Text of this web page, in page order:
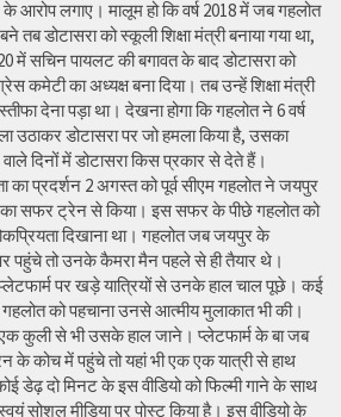
आरोप लगाए। मालूम हो कि वर्ष 2018 में जब गहलोत
तब डोटासरा को स्कूली शिक्षा मंत्री बनाया गया था,
में सचिन पायलट की बगावत के बाद डोटासरा को
कमेटी का अध्यक्ष बना दिया। तब उन्हें शिक्षा मंत्री
देना पड़ा था। देखना होगा कि गहलोत ने 6 वर्ष
उठाकर डोटासरा पर जो हमला किया है, उसका
दिनों में डोटासरा किस प्रकार से देते हैं।
का प्रदर्शन 2 अगस्त को पूर्व सीएम गहलोत ने जयपुर
सफर ट्रेन से किया। इस सफर के पीछे गहलोत को
दिखाना था। गहलोत जब जयपुर के
पहुंचे तो उनके कैमरा मैन पहले से ही तैयार थे।
पर खड़े यात्रियों से उनके हाल चाल पूछे। कई
गहलोत को पहचाना उनसे आत्मीय मुलाकात भी की।
कुली से भी उसके हाल जाने। प्लेटफार्म के बा जब
के कोच में पहुंचे तो यहां भी एक एक यात्री से हाथ
डेढ़ दो मिनट के इस वीडियो को फिल्मी गाने के साथ
सोशल मीडिया पर पोस्ट किया है। इस वीडियो के